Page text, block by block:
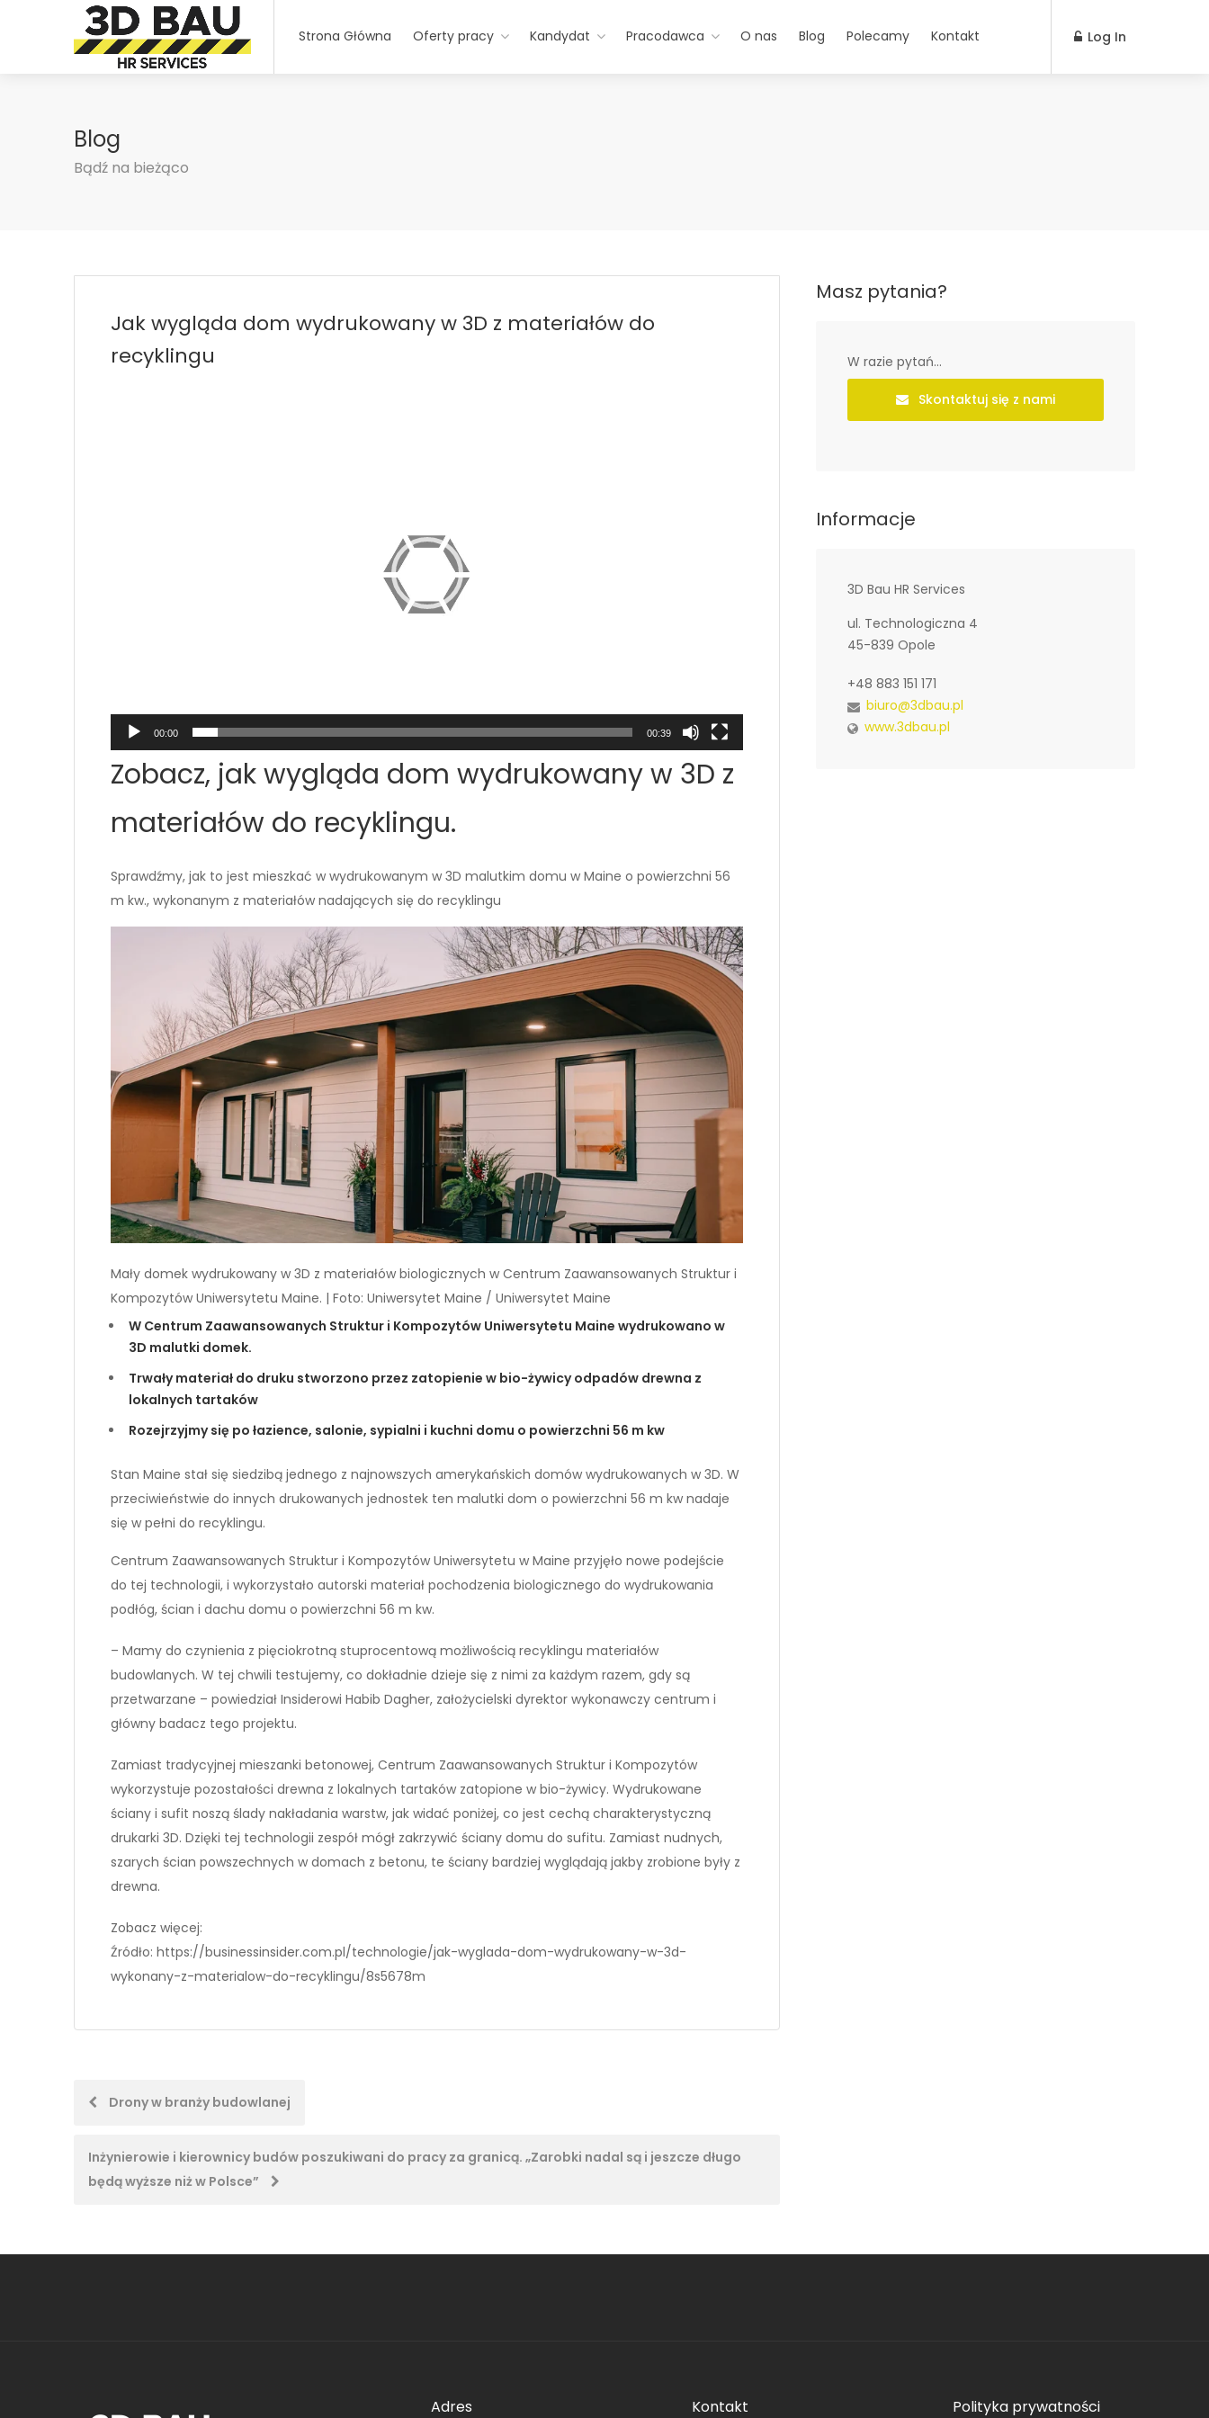
Strona Główna Oferty pracy Kandydat Pracodawca O nas Blog Polecamy Kontakt Log In
Blog
Bądź na bieżąco
Jak wygląda dom wydrukowany w 3D z materiałów do
recyklingu
00:00 00:39
Zobacz, jak wygląda dom wydrukowany w 3D z
materiałów do recyklingu.
Sprawdźmy, jak to jest mieszkać w wydrukowanym w 3D malutkim domu w Maine o powierzchni 56
m kw., wykonanym z materiałów nadających się do recyklingu
Mały domek wydrukowany w 3D z materiałów biologicznych w Centrum Zaawansowanych Struktur i
Kompozytów Uniwersytetu Maine. | Foto: Uniwersytet Maine / Uniwersytet Maine
W Centrum Zaawansowanych Struktur i Kompozytów Uniwersytetu Maine wydrukowano w
3D malutki domek.
Trwały materiał do druku stworzono przez zatopienie w bio-żywicy odpadów drewna z
lokalnych tartaków
Rozejrzyjmy się po łazience, salonie, sypialni i kuchni domu o powierzchni 56 m kw
Stan Maine stał się siedzibą jednego z najnowszych amerykańskich domów wydrukowanych w 3D. W
przeciwieństwie do innych drukowanych jednostek ten malutki dom o powierzchni 56 m kw nadaje
się w pełni do recyklingu.
Centrum Zaawansowanych Struktur i Kompozytów Uniwersytetu w Maine przyjęło nowe podejście
do tej technologii, i wykorzystało autorski materiał pochodzenia biologicznego do wydrukowania
podłóg, ścian i dachu domu o powierzchni 56 m kw.
– Mamy do czynienia z pięciokrotną stuprocentową możliwością recyklingu materiałów
budowlanych. W tej chwili testujemy, co dokładnie dzieje się z nimi za każdym razem, gdy są
przetwarzane – powiedział Insiderowi Habib Dagher, założycielski dyrektor wykonawczy centrum i
główny badacz tego projektu.
Zamiast tradycyjnej mieszanki betonowej, Centrum Zaawansowanych Struktur i Kompozytów
wykorzystuje pozostałości drewna z lokalnych tartaków zatopione w bio-żywicy. Wydrukowane
ściany i sufit noszą ślady nakładania warstw, jak widać poniżej, co jest cechą charakterystyczną
drukarki 3D. Dzięki tej technologii zespół mógł zakrzywić ściany domu do sufitu. Zamiast nudnych,
szarych ścian powszechnych w domach z betonu, te ściany bardziej wyglądają jakby zrobione były z
drewna.
Zobacz więcej:
Źródło: https://businessinsider.com.pl/technologie/jak-wyglada-dom-wydrukowany-w-3d-
wykonany-z-materialow-do-recyklingu/8s5678m
PostDrony w branży budowlanej
Inżynierowie i kierownicy budów poszukiwani do pracy za granicą. „Zarobki nadal są i jeszcze długo
będą wyższe niż w Polsce”
Masz pytania?
W razie pytań...
Skontaktuj się z nami
Informacje
3D Bau HR Services
ul. Technologiczna 4
45-839 Opole
+48 883 151 171
biuro@3dbau.pl
www.3dbau.pl
Adres Kontakt Polityka prywatności